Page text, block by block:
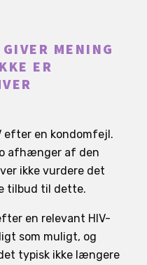
MENING
ER
efter en kondomfejl.
afhænger af den
ikke vurdere det
tilbud til dette.
en relevant HIV-
som muligt, og
typisk ikke længere